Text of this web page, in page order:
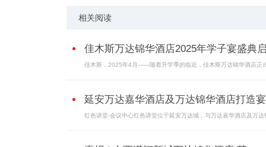
相关阅读
佳木斯万达锦华酒店2025年学子宴盛典
佳木斯，2025年4月——随着升学季的临近，佳木斯万达锦华酒店正
延安万达嘉华酒店及万达锦华酒店打造
红色讲堂-会议中心红色讲堂位于延安万达城，与万达嘉华酒店及万达